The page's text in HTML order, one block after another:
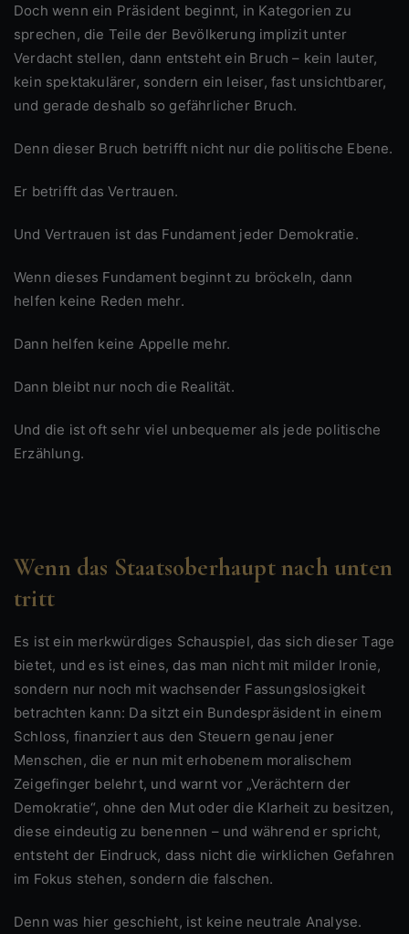
Doch wenn ein Präsident beginnt, in Kategorien zu
sprechen, die Teile der Bevölkerung implizit unter
Verdacht stellen, dann entsteht ein Bruch – kein lauter,
kein spektakulärer, sondern ein leiser, fast unsichtbarer,
und gerade deshalb so gefährlicher Bruch.
Denn dieser Bruch betrifft nicht nur die politische Ebene.
Er betrifft das Vertrauen.
Und Vertrauen ist das Fundament jeder Demokratie.
Wenn dieses Fundament beginnt zu bröckeln, dann
helfen keine Reden mehr.
Dann helfen keine Appelle mehr.
Dann bleibt nur noch die Realität.
Und die ist oft sehr viel unbequemer als jede politische
Erzählung.
Wenn das Staatsoberhaupt nach unten
tritt
Es ist ein merkwürdiges Schauspiel, das sich dieser Tage
bietet, und es ist eines, das man nicht mit milder Ironie,
sondern nur noch mit wachsender Fassungslosigkeit
betrachten kann: Da sitzt ein Bundespräsident in einem
Schloss, finanziert aus den Steuern genau jener
Menschen, die er nun mit erhobenem moralischem
Zeigefinger belehrt, und warnt vor „Verächtern der
Demokratie“, ohne den Mut oder die Klarheit zu besitzen,
diese eindeutig zu benennen – und während er spricht,
entsteht der Eindruck, dass nicht die wirklichen Gefahren
im Fokus stehen, sondern die falschen.
Denn was hier geschieht, ist keine neutrale Analyse.